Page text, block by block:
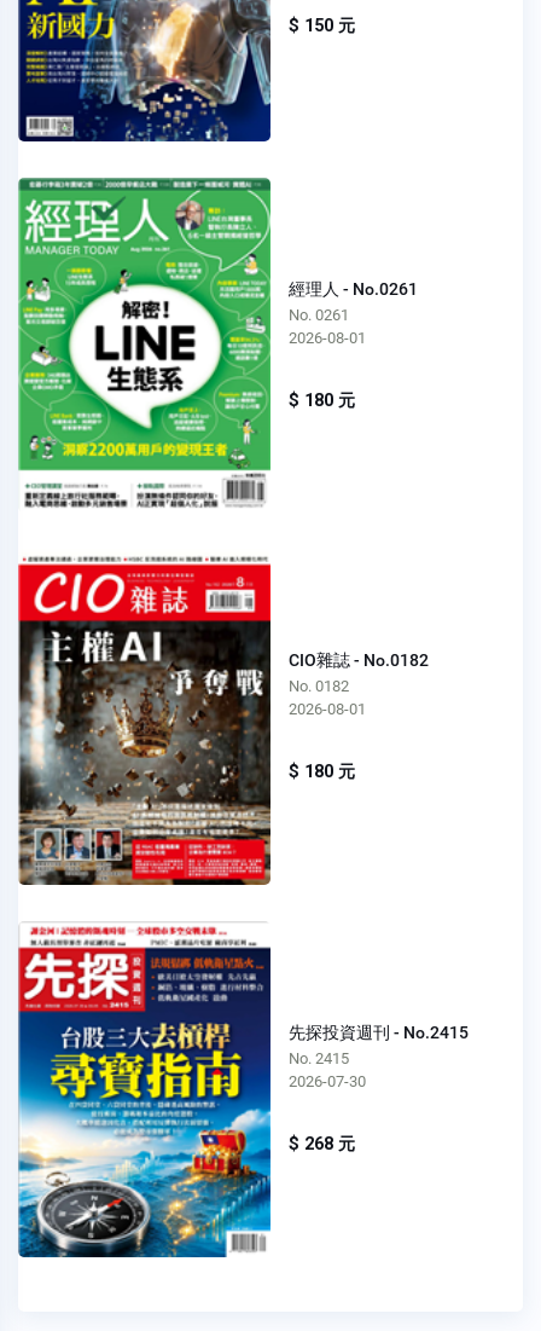
$ 150 元
經理人 - No.0261
No. 0261
2026-08-01
$ 180 元
CIO雜誌 - No.0182
No. 0182
2026-08-01
$ 180 元
先探投資週刊 - No.2415
No. 2415
2026-07-30
$ 268 元